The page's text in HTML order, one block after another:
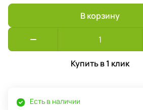
В корзину
Купить в 1 клик
Есть в наличии